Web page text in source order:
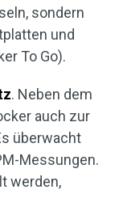
sondern
und
To Go).
. Neben dem
auch zur
überwacht
Messungen.
werden,